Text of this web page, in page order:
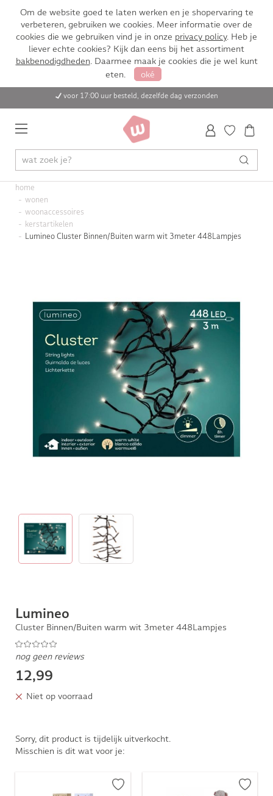
Om de website goed te laten werken en je shopervaring te
verbeteren, gebruiken we cookies. Meer informatie over de
cookies die we gebruiken vind je in onze privacy policy. Heb je
liever echte cookies? Kijk dan eens bij het assortiment
bakbenodigdheden. Daarmee maak je cookies die je wel kunt
eten.
oké
voor 17:00 uur besteld, dezelfde dag verzonden
home
wonen
woonaccessoires
kerstartikelen
Lumineo Cluster Binnen/Buiten warm wit 3meter 448Lampjes
Lumineo
Cluster Binnen/Buiten warm wit 3meter 448Lampjes
nog geen reviews
12,99
Niet op voorraad
Sorry, dit product is tijdelijk uitverkocht.
Misschien is dit wat voor je: